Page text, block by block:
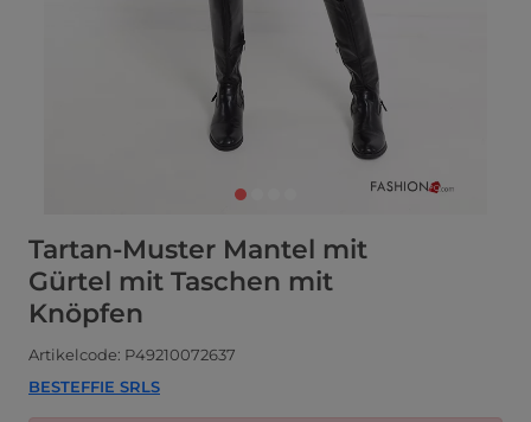
Tartan-Muster Mantel mit
Gürtel mit Taschen mit
Knöpfen
Artikelcode: P49210072637
BESTEFFIE SRLS